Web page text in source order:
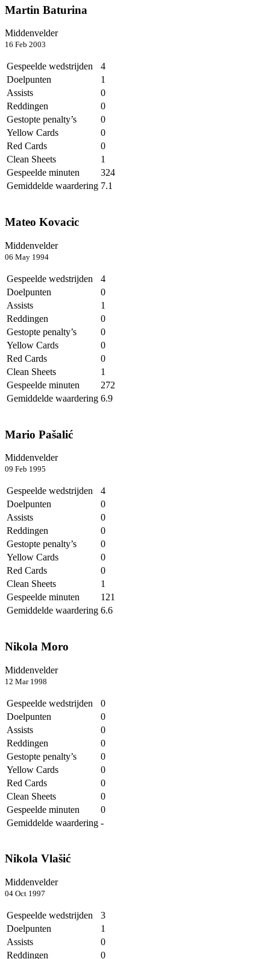
Martin Baturina
Middenvelder
16 Feb 2003
Gespeelde wedstrijden
4
Doelpunten
1
Assists
0
Reddingen
0
Gestopte penalty’s
0
Yellow Cards
0
Red Cards
0
Clean Sheets
1
Gespeelde minuten
324
Gemiddelde waardering 7.1
Mateo Kovacic
Middenvelder
06 May 1994
Gespeelde wedstrijden
4
Doelpunten
0
Assists
1
Reddingen
0
Gestopte penalty’s
0
Yellow Cards
0
Red Cards
0
Clean Sheets
1
Gespeelde minuten
272
Gemiddelde waardering 6.9
Mario Pašalić
Middenvelder
09 Feb 1995
Gespeelde wedstrijden
4
Doelpunten
0
Assists
0
Reddingen
0
Gestopte penalty’s
0
Yellow Cards
0
Red Cards
0
Clean Sheets
1
Gespeelde minuten
121
Gemiddelde waardering 6.6
Nikola Moro
Middenvelder
12 Mar 1998
Gespeelde wedstrijden
0
Doelpunten
0
Assists
0
Reddingen
0
Gestopte penalty’s
0
Yellow Cards
0
Red Cards
0
Clean Sheets
0
Gespeelde minuten
0
Gemiddelde waardering -
Nikola Vlašić
Middenvelder
04 Oct 1997
Gespeelde wedstrijden
3
Doelpunten
1
Assists
0
Reddingen
0